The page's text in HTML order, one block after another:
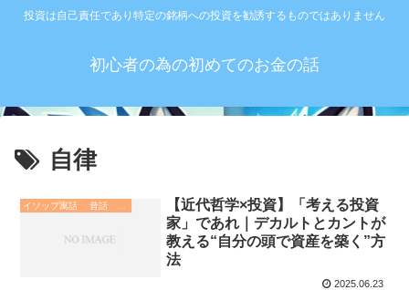
投資は自己責任であり特定の銘柄への投資を勧誘するものではありません
初心者の為の初めてのお金の話
自律
【近代哲学×投資】「考える投資
家」であれ｜デカルトとカントが
教える“自分の頭で資産を築く”方
法
2025.06.23